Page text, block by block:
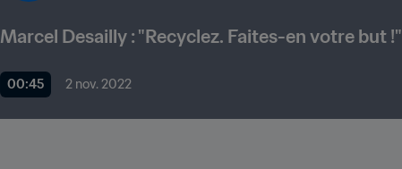
Marcel Desailly : "Recyclez. Faites-en votre but !"
00:45 2 nov. 2022